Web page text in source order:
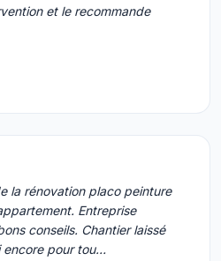
et le recommande
la rénovation placo peinture
Entreprise
conseils. Chantier laissé
encore pour tou…